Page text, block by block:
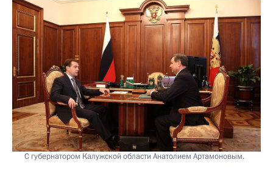
С губернатором Калужской области Анатолием Артамоновым.